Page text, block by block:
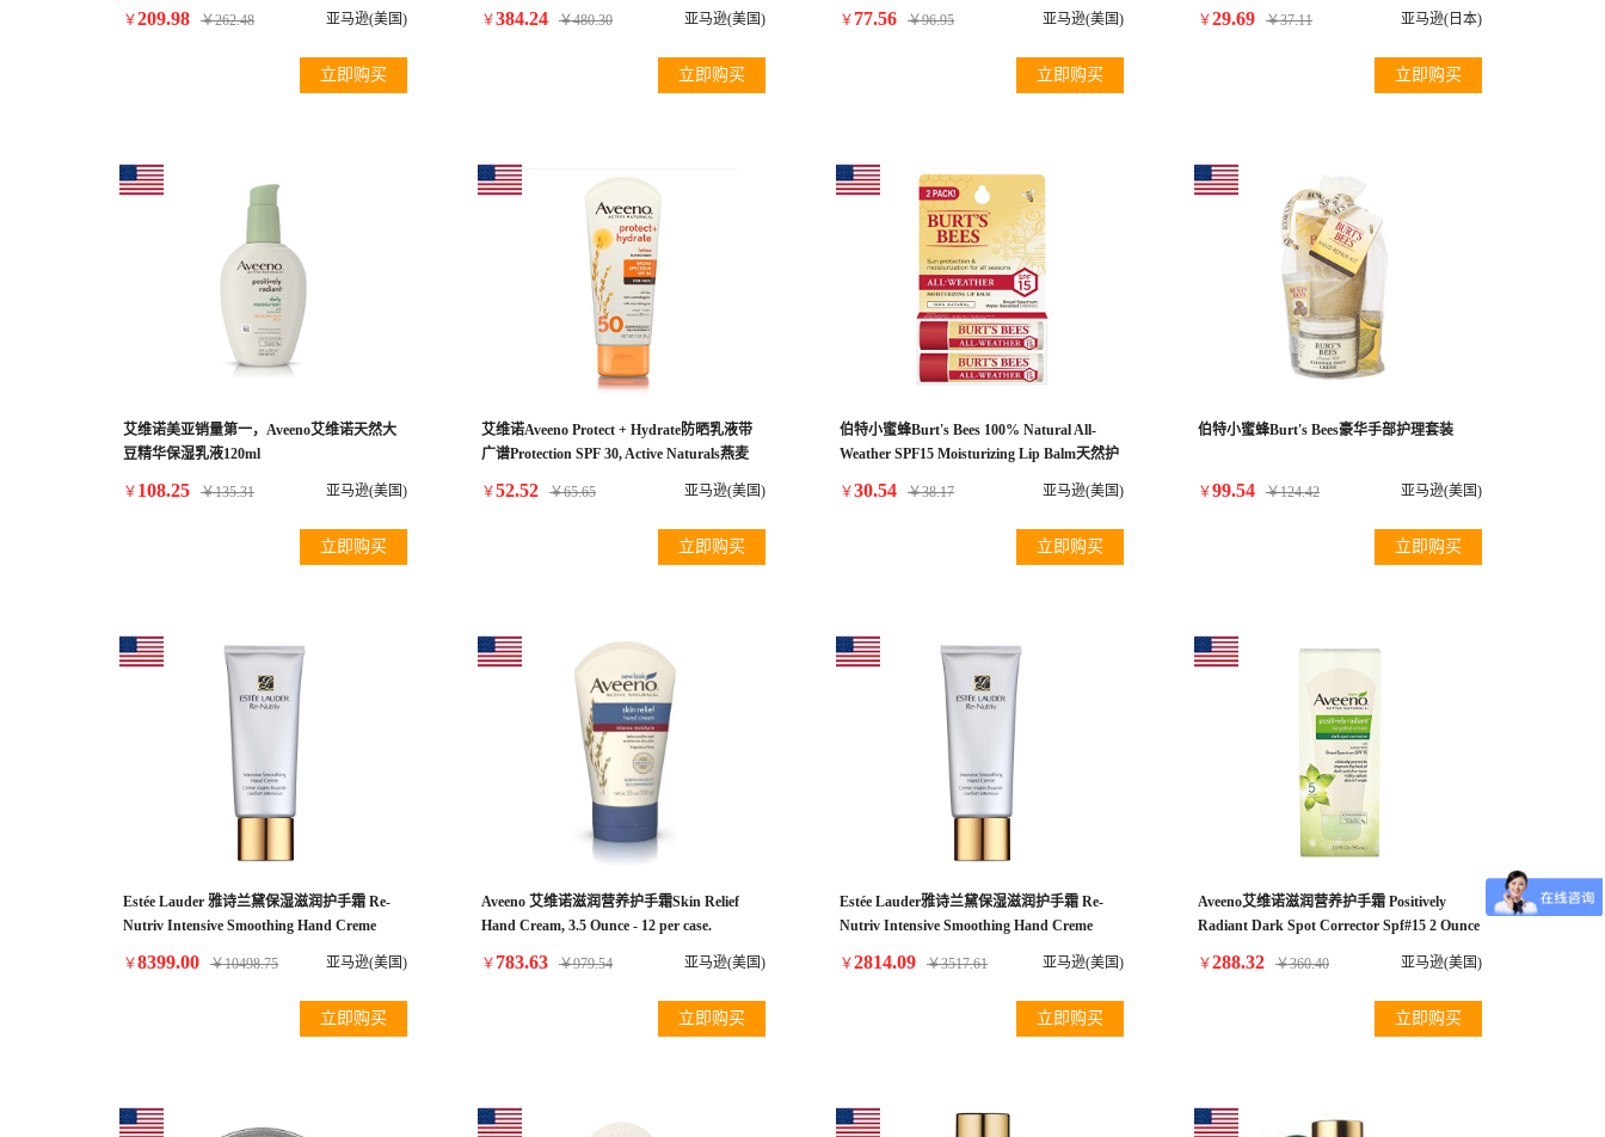
￥209.98 ￥262.48 亚马逊(美国)
立即购买
CreamyVanilla - 30ml/1oz
￥384.24 ￥480.30 亚马逊(美国)
立即购买
￥ 77.56 ￥96.95 亚马逊(美国)
立即购买
￥29.69 ￥37.11 亚马逊(日本)
立即购买
艾维诺美亚销量第一，Aveeno艾维诺天然大
豆精华保湿乳液120ml
￥ 108.25 ￥135.31 亚马逊(美国)
立即购买
艾维诺Aveeno Protect + Hydrate防晒乳液带
广谱Protection SPF 30, Active Naturals燕麦
￥52.52 ￥65.65 亚马逊(美国)
立即购买
伯特小蜜蜂Burt's Bees 100% Natural All-
Weather SPF15 Moisturizing Lip Balm天然护
￥30.54 ￥38.17 亚马逊(美国)
立即购买
伯特小蜜蜂Burt's Bees豪华手部护理套装
￥99.54 ￥124.42 亚马逊(美国)
立即购买
Estée Lauder 雅诗兰黛保湿滋润护手霜 Re-
Nutriv Intensive Smoothing Hand Creme
￥8399.00 ￥10498.75 亚马逊(美国)
立即购买
Aveeno 艾维诺滋润营养护手霜Skin Relief
Hand Cream, 3.5 Ounce - 12 per case.
￥ 783.63 ￥979.54 亚马逊(美国)
立即购买
Estée Lauder雅诗兰黛保湿滋润护手霜 Re-
Nutriv Intensive Smoothing Hand Creme
￥2814.09 ￥3517.61 亚马逊(美国)
立即购买
Aveeno艾维诺滋润营养护手霜 Positively
Radiant Dark Spot Corrector Spf#15 2 Ounce
￥288.32 ￥360.40 亚马逊(美国)
立即购买